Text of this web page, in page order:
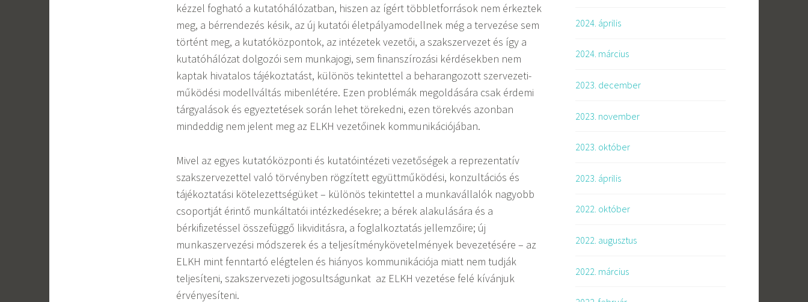
kézzel fogható a kutatóhálózatban, hiszen az ígért többletforrások nem érkeztek
meg, a bérrendezés késik, az új kutatói életpályamodellnek még a tervezése sem
történt meg, a kutatóközpontok, az intézetek vezetői, a szakszervezet és így a
kutatóhálózat dolgozói sem munkajogi, sem finanszírozási kérdésekben nem
kaptak hivatalos tájékoztatást, különös tekintettel a beharangozott szervezeti-
működési modellváltás mibenlétére. Ezen problémák megoldására csak érdemi
tárgyalások és egyeztetések során lehet törekedni, ezen törekvés azonban
mindeddig nem jelent meg az ELKH vezetőinek kommunikációjában.
Mivel az egyes kutatóközponti és kutatóintézeti vezetőségek a reprezentatív
szakszervezettel való törvényben rögzített együttműködési, konzultációs és
tájékoztatási kötelezettségüket – különös tekintettel a munkavállalók nagyobb
csoportját érintő munkáltatói intézkedésekre; a bérek alakulására és a
bérkifizetéssel összefüggő likviditásra, a foglalkoztatás jellemzőire; új
munkaszervezési módszerek és a teljesítménykövetelmények bevezetésére – az
ELKH mint fenntartó elégtelen és hiányos kommunikációja miatt nem tudják
teljesíteni, szakszervezeti jogosultságunkat az ELKH vezetése felé kívánjuk
érvényesíteni.
2024. április
2024. március
2023. december
2023. november
2023. október
2023. április
2022. október
2022. augusztus
2022. március